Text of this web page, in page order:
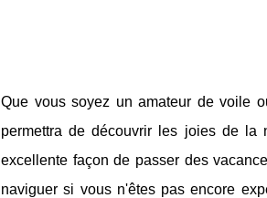
Que vous soyez un amateur de voile
permettra de découvrir les joies de la
excellente façon de passer des
naviguer si vous n'êtes pas encore